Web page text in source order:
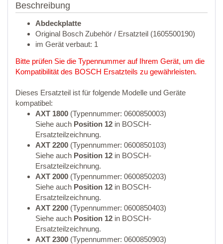
Beschreibung
Abdeckplatte
Original Bosch Zubehör / Ersatzteil (1605500190)
im Gerät verbaut: 1
Bitte prüfen Sie die Typennummer auf Ihrem Gerät, um die
Kompatibilität des BOSCH Ersatzteils zu gewährleisten.
Dieses Ersatzteil ist für folgende Modelle und Geräte
kompatibel:
AXT 1800 (Typennummer: 0600850003)
Siehe auch Position 12 in BOSCH-
Ersatzteilzeichnung.
AXT 2200 (Typennummer: 0600850103)
Siehe auch Position 12 in BOSCH-
Ersatzteilzeichnung.
AXT 2000 (Typennummer: 0600850203)
Siehe auch Position 12 in BOSCH-
Ersatzteilzeichnung.
AXT 2200 (Typennummer: 0600850403)
Siehe auch Position 12 in BOSCH-
Ersatzteilzeichnung.
AXT 2300 (Typennummer: 0600850903)